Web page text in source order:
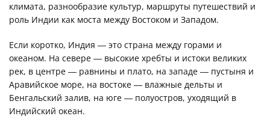
климата, разнообразие культур, маршруты путешествий и
роль Индии как моста между Востоком и Западом.
Если коротко, Индия — это страна между горами и
океаном. На севере — высокие хребты и истоки великих
рек, в центре — равнины и плато, на западе — пустыня и
Аравийское море, на востоке — влажные дельты и
Бенгальский залив, на юге — полуостров, уходящий в
Индийский океан.